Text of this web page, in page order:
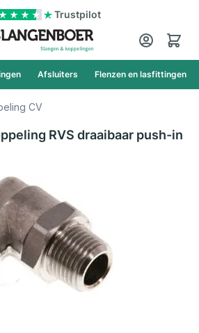
Trustpilot
Cart
Afsluiters Flenzen en lasfittingen
CV
RVS draaibaar push-in